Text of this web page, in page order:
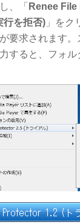
、「 Renee
行を拒否) 」をク
要求されます
すると、フォル